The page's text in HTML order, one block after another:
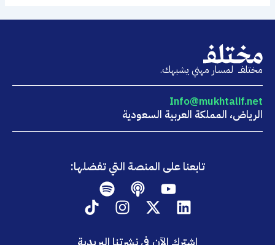
مختلفــ لمسار مهني يشبهك.
Info@mukhtalif.net
الرياض، المملكة العربية السعودية
اشترك الآن في نشرتنا البريدية
تابعنا على المنصة التي تفضلها:
Youtube
Podcast
Spotify
Linkedin
X-
twitter
Instagram
Tiktok